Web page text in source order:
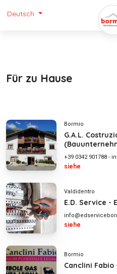
Deutsch
Für zu Hause
Bormio
G.A.L.
+39 0342 901788 -
siehe
Valdidentro
E.D. Service -
siehe
Bormio
Canclini Fabio